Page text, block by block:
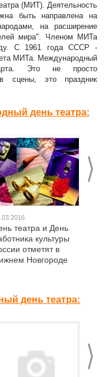
(МИТ). Деятельность
быть направлена на
на расширение
мира". Членом МИТа
С 1961 года СССР -
МИТа. Международный
Это не просто
сцены, это праздник
день театра:
>
театра и День
культуры
отметят в
Новгороде
день театра:
>